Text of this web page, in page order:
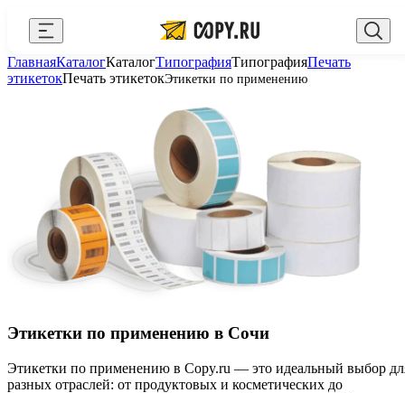
Выберите город Войти
AI Copy.ru
Сувениры с логотипом
Для бизнеса
Калькулятор
Новости
Блог
Клуб привилегий
Закрыть
ГлавнаяКаталогКаталогТипографияТипографияПечать
этикетокПечать этикетокЭтикетки по применению
Этикетки по применению в Сочи
Этикетки по применению в Copy.ru — это идеальный выбор
разных отраслей: от продуктовых и косметических до